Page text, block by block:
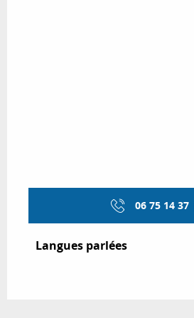
06 75 14 37
Langues parlées
Langues parlées